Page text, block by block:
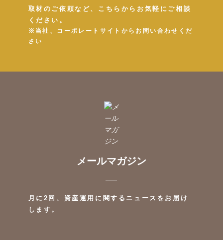
取材のご依頼など、こちらからお気軽にご相談
ください。
※当社、コーポレートサイトからお問い合わせくだ
さい
メールマガジン
月に2回、資産運用に関するニュースをお届け
します。